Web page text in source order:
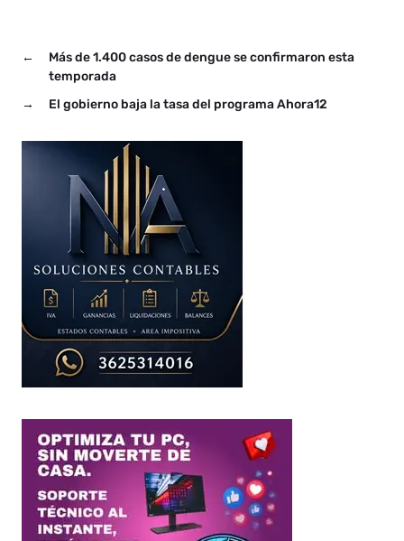
←
Más de 1.400 casos de dengue se confirmaron esta
temporada
→
El gobierno baja la tasa del programa Ahora12